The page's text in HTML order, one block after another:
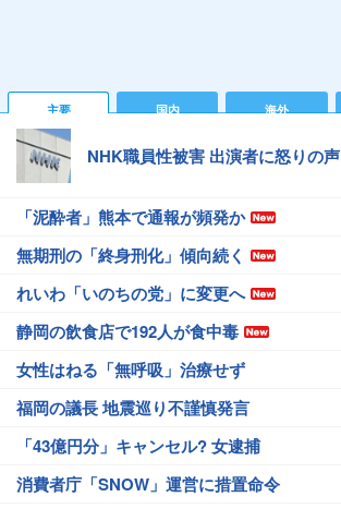
主要 国内 海外
NHK職員性被害 出演者に怒りの声
「泥酔者」熊本で通報が頻発か
無期刑の「終身刑化」傾向続く
れいわ「いのちの党」に変更へ
静岡の飲食店で192人が食中毒
女性はねる「無呼吸」治療せず
福岡の議長 地震巡り不謹慎発言
「43億円分」キャンセル? 女逮捕
消費者庁「SNOW」運営に措置命令